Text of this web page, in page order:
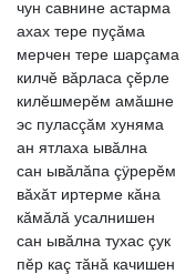
чун савнине астарма
ахах тере пуçăма
мерчен тере шарçама
килчĕ вăрласа çĕрле
килĕшмерĕм амăшне
эс пуласçăм хуняма
ан ятлаха ывăлна
сан ывăлăпа çÿрерĕм
вăхăт иртерме кăна
кăмăлă усалнишен
сан ывăлна тухас çук
пĕр каç тăнă качишен